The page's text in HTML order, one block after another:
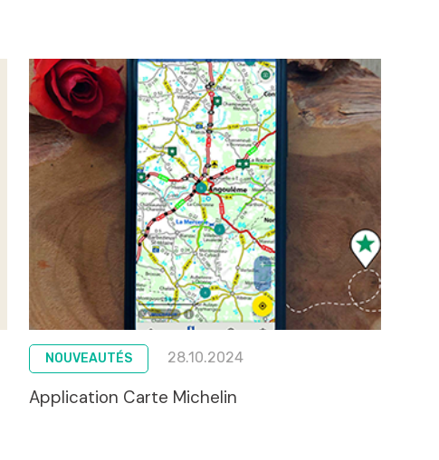
NOUVEAUTÉS 28.10.2024
Application Carte Michelin